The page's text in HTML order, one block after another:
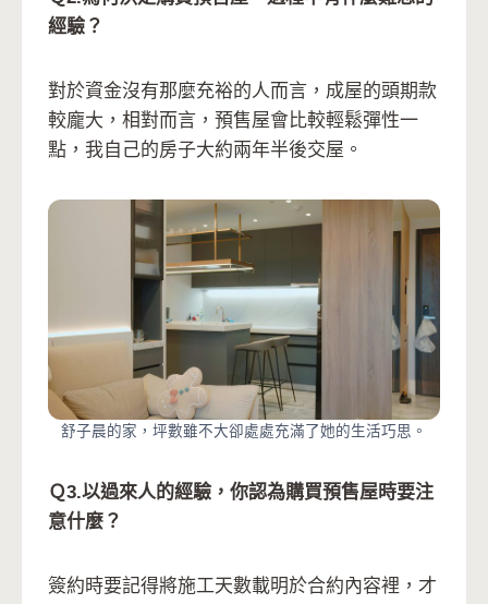
經驗？
對於資金沒有那麼充裕的人而言，成屋的頭期款
較龐大，相對而言，預售屋會比較輕鬆彈性一
點，我自己的房子大約兩年半後交屋。
舒子晨的家，坪數雖不大卻處處充滿了她的生活巧思。
Ｑ3.以過來人的經驗，你認為購買預售屋時要注
意什麼？
簽約時要記得將施工天數載明於合約內容裡，才